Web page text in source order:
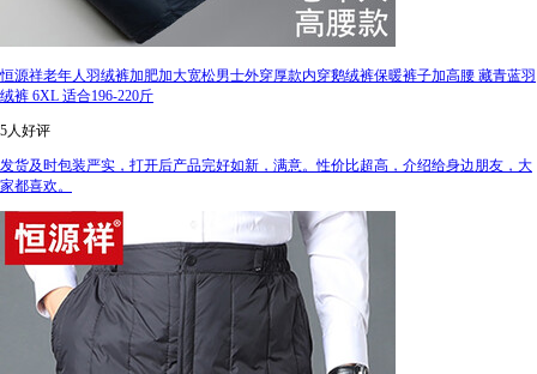
恒源祥老年人羽绒裤加肥加大宽松男士外穿厚款内穿鹅绒裤保暖裤子加高腰 藏青蓝羽
绒裤 6XL 适合196-220斤
5人好评
发货及时包装严实，打开后产品完好如新，满意。性价比超高，介绍给身边朋友，大
家都喜欢。